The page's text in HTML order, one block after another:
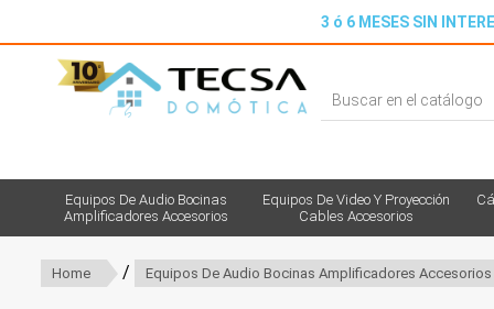
3 ó 6 MESES SIN
Equipos De Audio Bocinas
Amplificadores Accesorios
Equipos De Video Y Proyección
Cables Accesorios
Home / Equipos De Audio Bocinas Amplificadores Accesorios